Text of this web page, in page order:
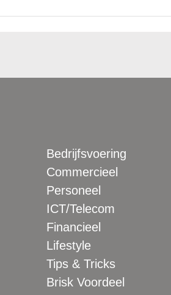
Bedrijfsvoering
Commercieel
Personeel
ICT/Telecom
Financieel
Lifestyle
Tips & Tricks
Brisk Voordeel